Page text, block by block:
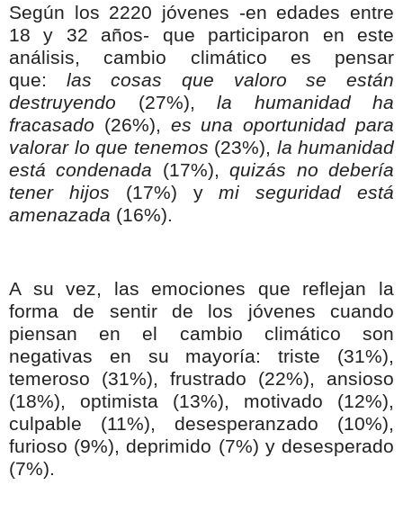
Según los 2220 jóvenes -en edades entre
18 y 32 años- que participaron en este
análisis, cambio climático es pensar
que: las cosas que valoro se están
destruyendo (27%), la humanidad ha
fracasado (26%), es una oportunidad para
valorar lo que tenemos (23%), la humanidad
está condenada (17%),quizás no debería
tener hijos (17%) ymi seguridad está
amenazada (16%).
A su vez, las emociones que reflejan la
forma de sentir de los jóvenes cuando
piensan en el cambio climático son
negativas en su mayoría: triste (31%),
temeroso (31%), frustrado (22%), ansioso
(18%), optimista (13%), motivado (12%),
culpable (11%), desesperanzado (10%),
furioso (9%), deprimido (7%) y desesperado
(7%).